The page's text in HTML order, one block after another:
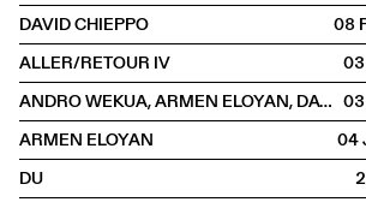
EXPOSITION
DAVID CHIEPPO
08
ALLER/RETOUR IV
ANDRO WEKUA, ARMEN ELOYAN, DAVID CHIEPPO
ARMEN ELOYAN
04
DU